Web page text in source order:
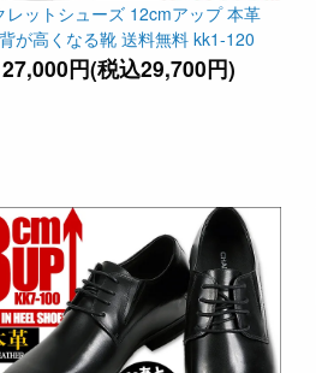
レットシューズ 12cmアップ 本革
が高くなる靴 送料無料 kk1-120
27,000円(税込29,700円)